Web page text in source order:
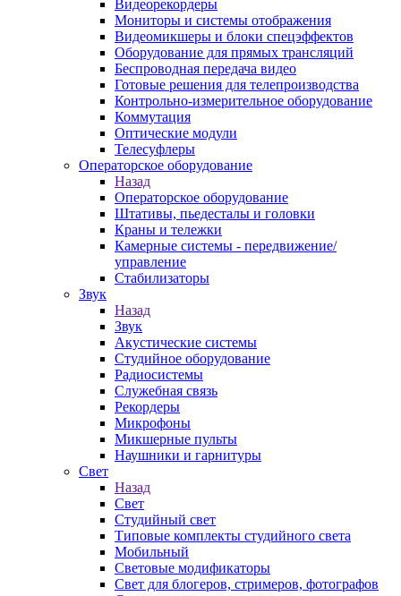
Видеорекордеры
Мониторы и системы отображения
Видеомикшеры и блоки спецэффектов
Оборудование для прямых трансляций
Беспроводная передача видео
Готовые решения для телепроизводства
Контрольно-измерительное оборудование
Коммутация
Оптические модули
Телесуфлеры
Операторское оборудование
Назад
Операторское оборудование
Штативы, пьедесталы и головки
Краны и тележки
Камерные системы - передвижение/
управление
Стабилизаторы
Звук
Назад
Звук
Акустические системы
Студийное оборудование
Радиосистемы
Служебная связь
Рекордеры
Микрофоны
Микшерные пульты
Наушники и гарнитуры
Свет
Назад
Свет
Студийный свет
Типовые комплекты студийного света
Мобильный
Световые модификаторы
Свет для блогеров, стримеров, фотографов